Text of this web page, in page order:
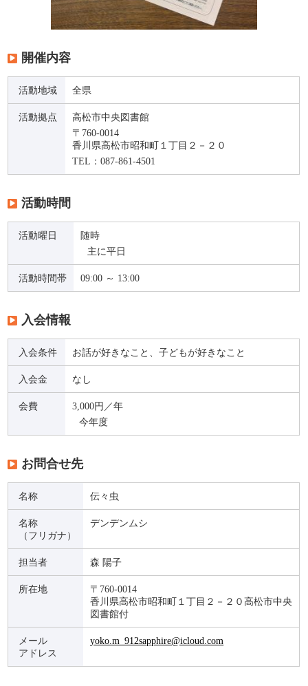
開催内容
活動地域 全県
活動拠点
高松市中央図書館
〒760-0014
香川県高松市昭和町１丁目２－２０
TEL：087-861-4501
活動時間
活動曜日
随時
主に平日
活動時間帯 09:00 ～ 13:00
入会情報
入会条件 お話が好きなこと、子どもが好きなこと
入会金 なし
会費
3,000円／年
今年度
お問合せ先
名称 伝々虫
名称
（フリガナ）
デンデンムシ
担当者 森 陽子
所在地
〒760-0014
香川県高松市昭和町１丁目２－２０高松市中央
図書館付
メール
アドレス
yoko.m_912sapphire@icloud.com